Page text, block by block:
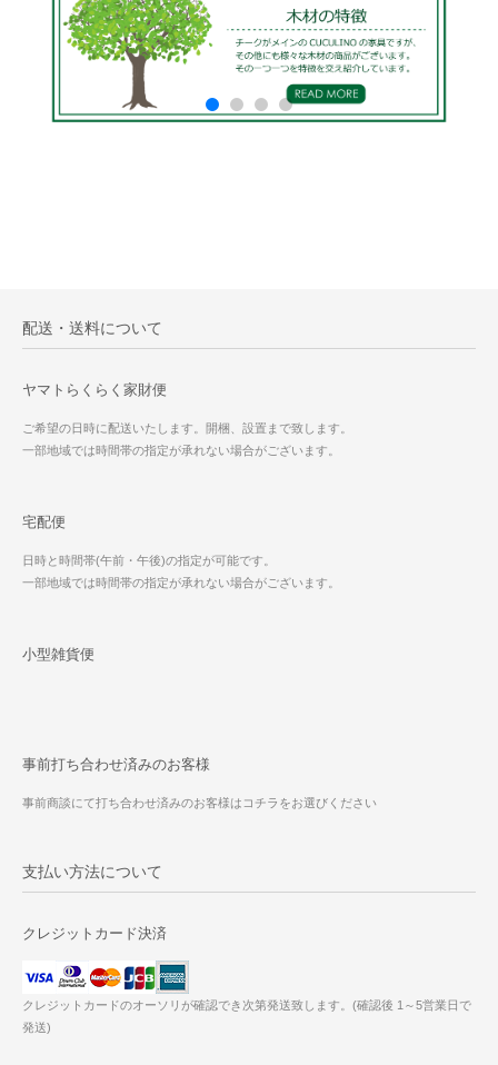
配送・送料について
ヤマトらくらく家財便
ご希望の日時に配送いたします。開梱、設置まで致します。
一部地域では時間帯の指定が承れない場合がございます。
宅配便
日時と時間帯(午前・午後)の指定が可能です。
一部地域では時間帯の指定が承れない場合がございます。
小型雑貨便
事前打ち合わせ済みのお客様
事前商談にて打ち合わせ済みのお客様はコチラをお選びください
支払い方法について
クレジットカード決済
クレジットカードのオーソリが確認でき次第発送致します。(確認後 1～5営業日で
発送)